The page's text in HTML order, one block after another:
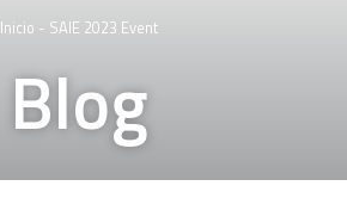
Inicio - SAIE 2023 Event
Blog